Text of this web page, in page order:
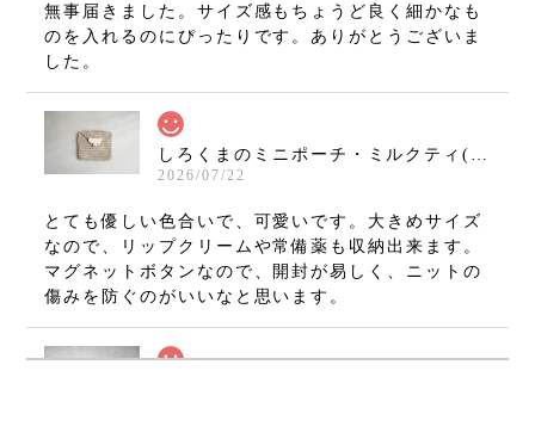
無事届きました。サイズ感もちょうど良く細かなも
のを入れるのにぴったりです。ありがとうございま
した。
2026/07/22
とても優しい色合いで、可愛いです。大きめサイズ
なので、リップクリームや常備薬も収納出来ます。
マグネットボタンなので、開封が易しく、ニットの
傷みを防ぐのがいいなと思います。